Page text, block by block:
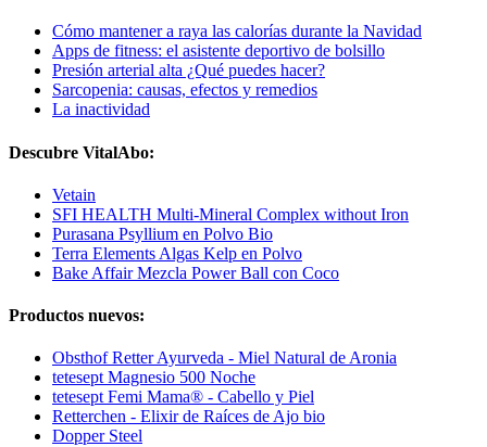
Cómo mantener a raya las calorías durante la Navidad
Apps de fitness: el asistente deportivo de bolsillo
Presión arterial alta ¿Qué puedes hacer?
Sarcopenia: causas, efectos y remedios
La inactividad
Descubre VitalAbo:
Vetain
SFI HEALTH Multi-Mineral Complex without Iron
Purasana Psyllium en Polvo Bio
Terra Elements Algas Kelp en Polvo
Bake Affair Mezcla Power Ball con Coco
Productos nuevos:
Obsthof Retter Ayurveda - Miel Natural de Aronia
tetesept Magnesio 500 Noche
tetesept Femi Mama® - Cabello y Piel
Retterchen - Elixir de Raíces de Ajo bio
Dopper Steel